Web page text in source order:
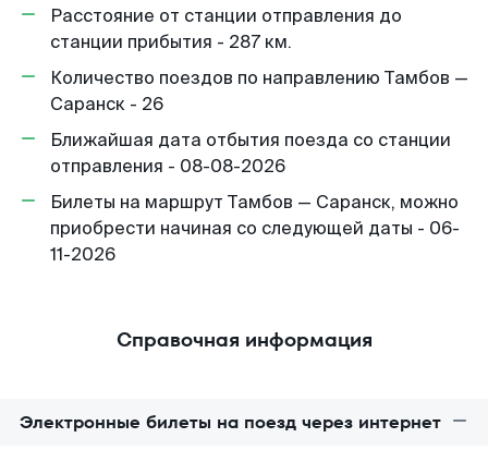
Расстояние от станции отправления до
станции прибытия - 287 км.
Количество поездов по направлению Тамбов —
Саранск - 26
Ближайшая дата отбытия поезда со станции
отправления - 08-08-2026
Билеты на маршрут Тамбов — Саранск, можно
приобрести начиная со следующей даты - 06-
11-2026
Справочная информация
Электронные билеты на поезд через интернет